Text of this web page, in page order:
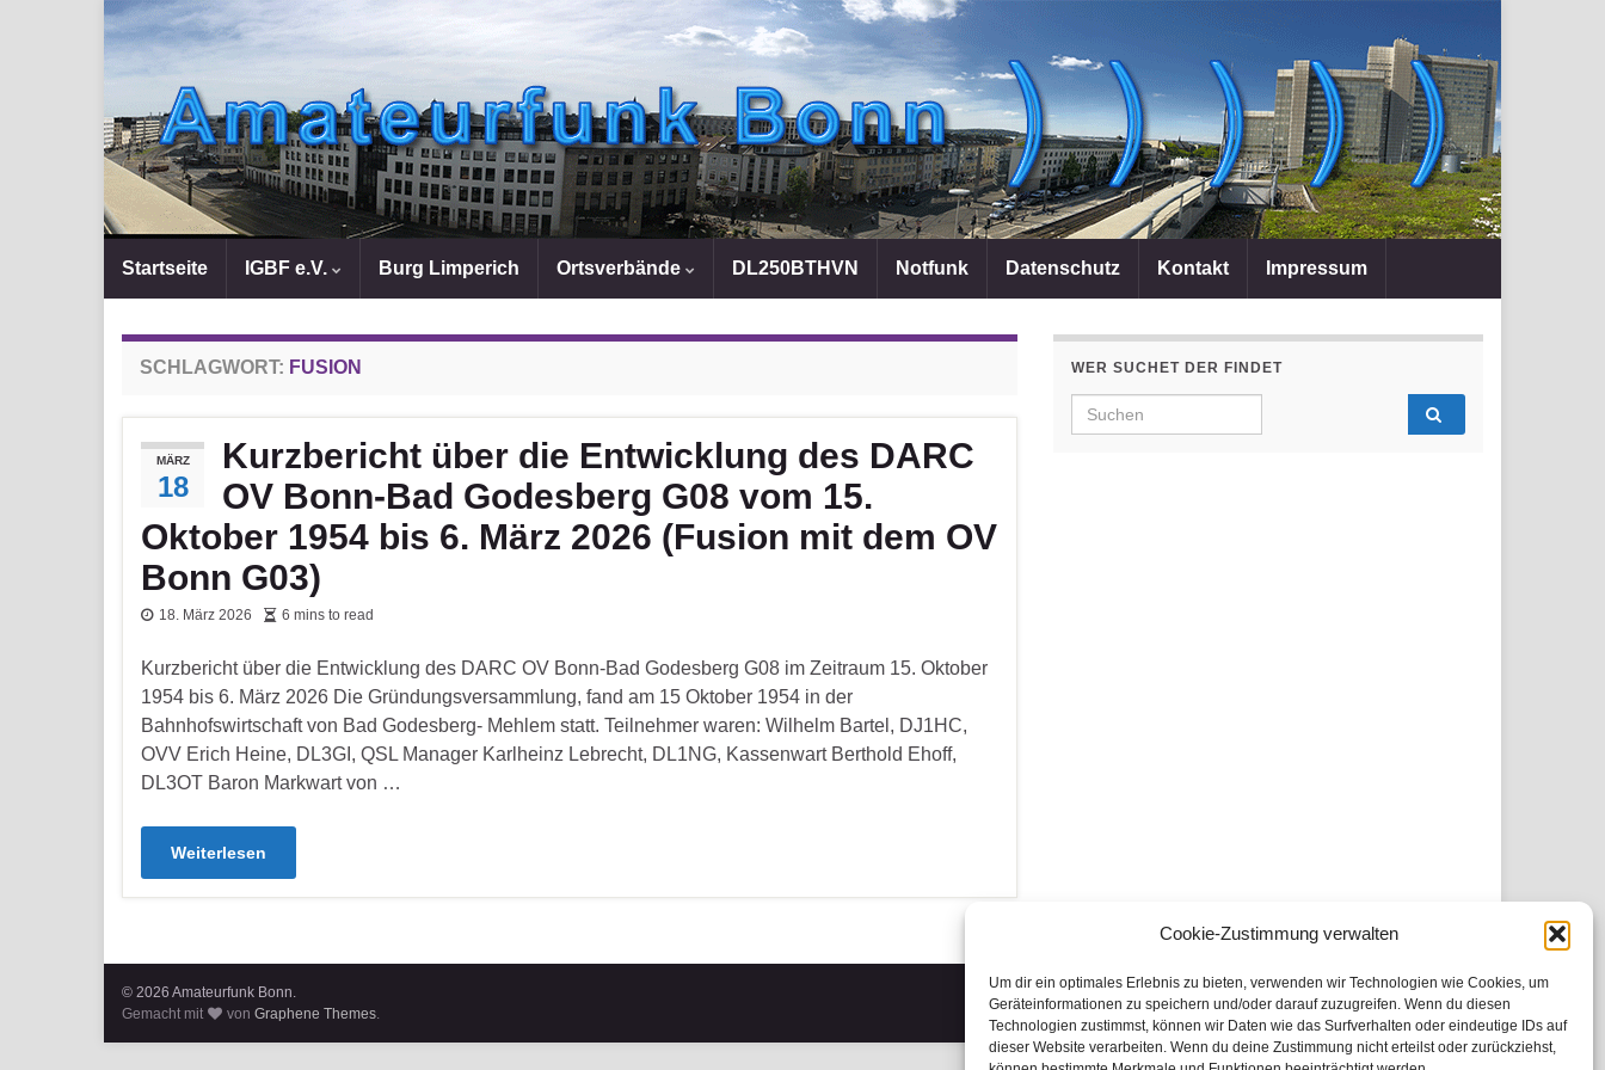
Cookie-Zustimmung verwalten
Um dir ein optimales Erlebnis zu bieten, verwenden wir Technologien wie Cookies, um
Geräteinformationen zu speichern und/oder darauf zuzugreifen. Wenn du diesen
Technologien zustimmst, können wir Daten wie das Surfverhalten oder eindeutige IDs auf
dieser Website verarbeiten. Wenn du deine Zustimmung nicht erteilst oder zurückziehst,
Startseite IGBF e.V. Burg Limperich Ortsverbände DL250BTHVN Notfunk Datenschutz Kontakt Impressum
SCHLAGWORT: FUSION
MÄRZ
18
Kurzbericht über die Entwicklung des DARC
OV Bonn-Bad Godesberg G08 vom 15.
Oktober 1954 bis 6. März 2026 (Fusion mit dem OV
Bonn G03)
18. März 2026 6 mins to read
Kurzbericht über die Entwicklung des DARC OV Bonn-Bad Godesberg G08 im Zeitraum 15. Oktober
1954 bis 6. März 2026 Die Gründungsversammlung, fand am 15 Oktober 1954 in der
Bahnhofswirtschaft von Bad Godesberg- Mehlem statt. Teilnehmer waren: Wilhelm Bartel, DJ1HC,
OVV Erich Heine, DL3GI, QSL Manager Karlheinz Lebrecht, DL1NG, Kassenwart Berthold Ehoff,
DL3OT Baron Markwart von …
Weiterlesen
WER SUCHET DER FINDET
Search for:
© 2026 Amateurfunk Bonn.
Gemacht mit
vonGraphene Themes.